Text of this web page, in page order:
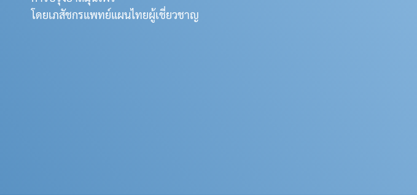
โดยเภสัชกรแพทย์แผนไทยผู้เชี่ยวชาญ